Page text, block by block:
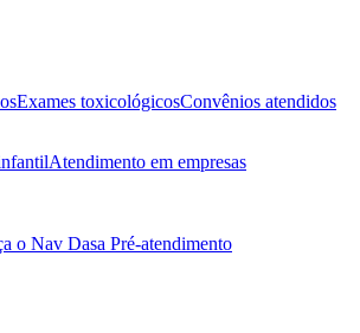
Exames toxicológicosConvênios atendidos
Atendimento em empresas
o Nav Dasa Pré-atendimento